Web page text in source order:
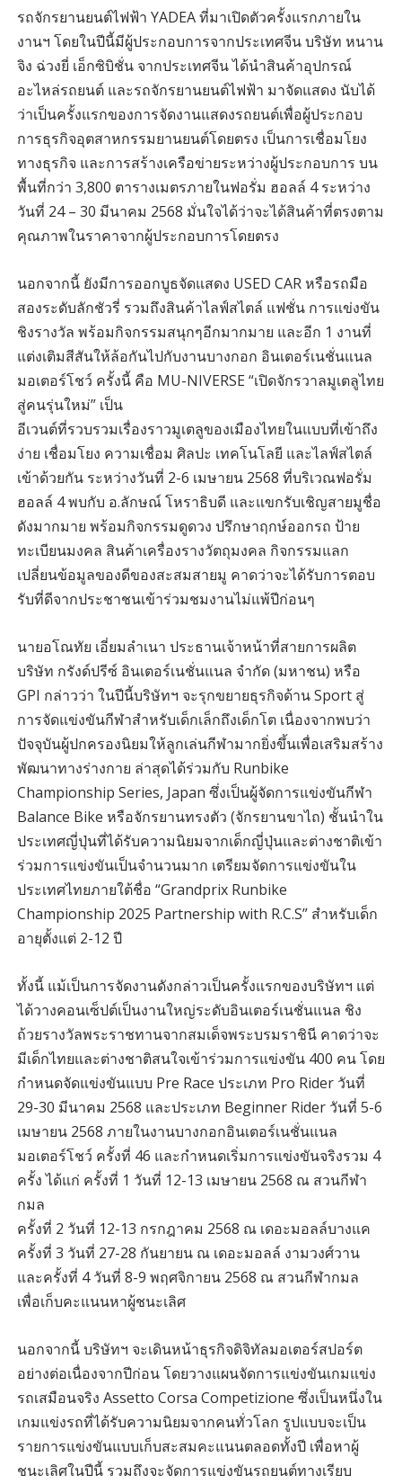
รถจักรยานยนต์ไฟฟ้า YADEA ที่มาเปิดตัวครั้งแรกภายใน
งานฯ โดยในปีนี้มีผู้ประกอบการจากประเทศจีน บริษัท หนาน
จิง ฉ่วงยี่ เอ็กซิบิชั่น จากประเทศจีน ได้นำสินค้าอุปกรณ์
อะไหล่รถยนต์ และรถจักรยานยนต์ไฟฟ้า มาจัดแสดง นับได้
ว่าเป็นครั้งแรกของการจัดงานแสดงรถยนต์เพื่อผู้ประกอบ
การธุรกิจอุตสาหกรรมยานยนต์โดยตรง เป็นการเชื่อมโยง
ทางธุรกิจ และการสร้างเครือข่ายระหว่างผู้ประกอบการ บน
พื้นที่กว่า 3,800 ตารางเมตรภายในฟอรั่ม ฮอลล์ 4 ระหว่าง
วันที่ 24 – 30 มีนาคม 2568 มั่นใจได้ว่าจะได้สินค้าที่ตรงตาม
คุณภาพในราคาจากผู้ประกอบการโดยตรง
นอกจากนี้ ยังมีการออกบูธจัดแสดง USED CAR หรือรถมือ
สองระดับลักชัวรี่ รวมถึงสินค้าไลฟ์สไตล์ แฟชั่น การแข่งขัน
ชิงรางวัล พร้อมกิจกรรมสนุกๆอีกมากมาย และอีก 1 งานที่
แต่งเติมสีสันให้ล้อกันไปกับงานบางกอก อินเตอร์เนชั่นแนล
มอเตอร์โชว์ ครั้งนี้ คือ MU-NIVERSE “เปิดจักรวาลมูเตลูไทย
สู่คนรุ่นใหม่” เป็น
อีเวนต์ที่รวบรวมเรื่องราวมูเตลูของเมืองไทยในแบบที่เข้าถึง
ง่าย เชื่อมโยง ความเชื่อม ศิลปะ เทคโนโลยี และไลฟ์สไตล์
เข้าด้วยกัน ระหว่างวันที่ 2-6 เมษายน 2568 ที่บริเวณฟอรั่ม
ฮอลล์ 4 พบกับ อ.ลักษณ์ โหราธิบดี และแขกรับเชิญสายมูชื่อ
ดังมากมาย พร้อมกิจกรรมดูดวง ปรึกษาฤกษ์ออกรถ ป้าย
ทะเบียนมงคล สินค้าเครื่องรางวัตถุมงคล กิจกรรมแลก
เปลี่ยนข้อมูลของดีของสะสมสายมู คาดว่าจะได้รับการตอบ
รับที่ดีจากประชาชนเข้าร่วมชมงานไม่แพ้ปีก่อนๆ
นายอโณทัย เอี่ยมลำเนา ประธานเจ้าหน้าที่สายการผลิต
บริษัท กรังด์ปรีซ์ อินเตอร์เนชั่นแนล จำกัด (มหาชน) หรือ
GPI กล่าวว่า ในปีนี้บริษัทฯ จะรุกขยายธุรกิจด้าน Sport สู่
การจัดแข่งขันกีฬาสำหรับเด็กเล็กถึงเด็กโต เนื่องจากพบว่า
ปัจจุบันผู้ปกครองนิยมให้ลูกเล่นกีฬามากยิ่งขึ้นเพื่อเสริมสร้าง
พัฒนาทางร่างกาย ล่าสุดได้ร่วมกับ Runbike
Championship Series, Japan ซึ่งเป็นผู้จัดการแข่งขันกีฬา
Balance Bike หรือจักรยานทรงตัว (จักรยานขาไถ) ชั้นนำใน
ประเทศญี่ปุ่นที่ได้รับความนิยมจากเด็กญี่ปุ่นและต่างชาติเข้า
ร่วมการแข่งขันเป็นจำนวนมาก เตรียมจัดการแข่งขันใน
ประเทศไทยภายใต้ชื่อ “Grandprix Runbike
Championship 2025 Partnership with R.C.S” สำหรับเด็ก
อายุตั้งแต่ 2-12 ปี
ทั้งนี้ แม้เป็นการจัดงานดังกล่าวเป็นครั้งแรกของบริษัทฯ แต่
ได้วางคอนเซ็ปต์เป็นงานใหญ่ระดับอินเตอร์เนชั่นแนล ชิง
ถ้วยรางวัลพระราชทานจากสมเด็จพระบรมราชินี คาดว่าจะ
มีเด็กไทยและต่างชาติสนใจเข้าร่วมการแข่งขัน 400 คน โดย
กำหนดจัดแข่งขันแบบ Pre Race ประเภท Pro Rider วันที่
29-30 มีนาคม 2568 และประเภท Beginner Rider วันที่ 5-6
เมษายน 2568 ภายในงานบางกอกอินเตอร์เนชั่นแนล
มอเตอร์โชว์ ครั้งที่ 46 และกำหนดเริ่มการแข่งขันจริงรวม 4
ครั้ง ได้แก่ ครั้งที่ 1 วันที่ 12-13 เมษายน 2568 ณ สวนกีฬา
กมล
ครั้งที่ 2 วันที่ 12-13 กรกฎาคม 2568 ณ เดอะมอลล์บางแค
ครั้งที่ 3 วันที่ 27-28 กันยายน ณ เดอะมอลล์ งามวงศ์วาน
และครั้งที่ 4 วันที่ 8-9 พฤศจิกายน 2568 ณ สวนกีฬากมล
เพื่อเก็บคะแนนหาผู้ชนะเลิศ
นอกจากนี้ บริษัทฯ จะเดินหน้าธุรกิจดิจิทัลมอเตอร์สปอร์ต
อย่างต่อเนื่องจากปีก่อน โดยวางแผนจัดการแข่งขันเกมแข่ง
รถเสมือนจริง Assetto Corsa Competizione ซึ่งเป็นหนึ่งใน
เกมแข่งรถที่ได้รับความนิยมจากคนทั่วโลก รูปแบบจะเป็น
รายการแข่งขันแบบเก็บสะสมคะแนนตลอดทั้งปี เพื่อหาผู้
ชนะเลิศในปีนี้ รวมถึงจะจัดการแข่งขันรถยนต์ทางเรียบ